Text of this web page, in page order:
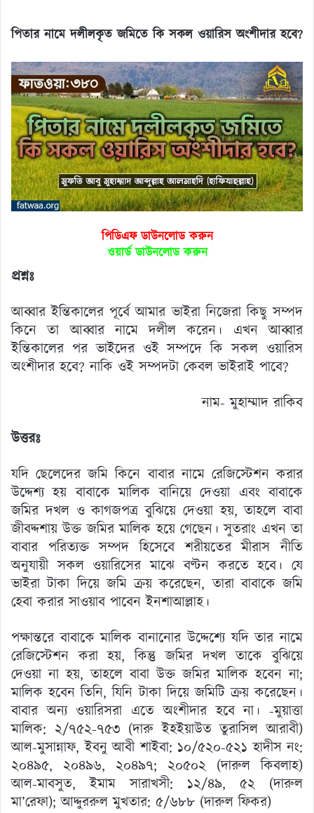
পিতার নামে দলীলকৃত জমিতে কি সকল ওয়ারিস অংশীদার হবে?
পিডিএফ ডাউনলোড করুন
ওয়ার্ড ডাউনলোড করুন
প্রশ্নঃ
আব্বার ইন্তিকালের পূর্বে আমার ভাইরা নিজেরা কিছু সম্পদ
কিনে তা আব্বার নামে দলীল করেন। এখন আব্বার
ইন্তিকালের পর ভাইদের ওই সম্পদে কি সকল ওয়ারিস
অংশীদার হবে? নাকি ওই সম্পদটা কেবল ভাইরাই পাবে?
নাম- মুহাম্মাদ রাকিব
উত্তরঃ
যদি ছেলেদের জমি কিনে বাবার নামে রেজিস্টেশন করার
উদ্দেশ্য হয় বাবাকে মালিক বানিয়ে দেওয়া এবং বাবাকে
জমির দখল ও কাগজপত্র বুঝিয়ে দেওয়া হয়, তাহলে বাবা
জীবদ্দশায় উক্ত জমির মালিক হয়ে গেছেন। সুতরাং এখন তা
বাবার পরিত্যক্ত সম্পদ হিসেবে শরীয়তের মীরাস নীতি
অনুযায়ী সকল ওয়ারিসের মাঝে বণ্টন করতে হবে। যে
ভাইরা টাকা দিয়ে জমি ক্রয় করেছেন, তারা বাবাকে জমি
হেবা করার সাওয়াব পাবেন ইনশাআল্লাহ।
পক্ষান্তরে বাবাকে মালিক বানানোর উদ্দেশ্যে যদি তার নামে
রেজিস্টেশন করা হয়, কিন্তু জমির দখল তাকে বুঝিয়ে
দেওয়া না হয়, তাহলে বাবা উক্ত জমির মালিক হবেন না;
মালিক হবেন তিনি, যিনি টাকা দিয়ে জমিটি ক্রয় করেছেন।
বাবার অন্য ওয়ারিসরা এতে অংশীদার হবে না। -মুয়াত্তা
মালিক: ২/৭৫২-৭৫৩ (দারু ইহইয়াউত তুরাসিল আরাবী)
আল-মুসান্নাফ, ইবনু আবী শাইবা: ১০/৫২০-৫২১ হাদীস নং:
২০৪৯৫, ২০৪৯৬, ২০৪৯৭; ২০৫০২ (দারুল কিবলাহ)
আল-মাবসুত, ইমাম সারাখসী: ১২/৪৯, ৫২ (দারুল
মা’রেফা); আদ্দুররুল মুখতার: ৫/৬৮৮ (দারুল ফিকর)